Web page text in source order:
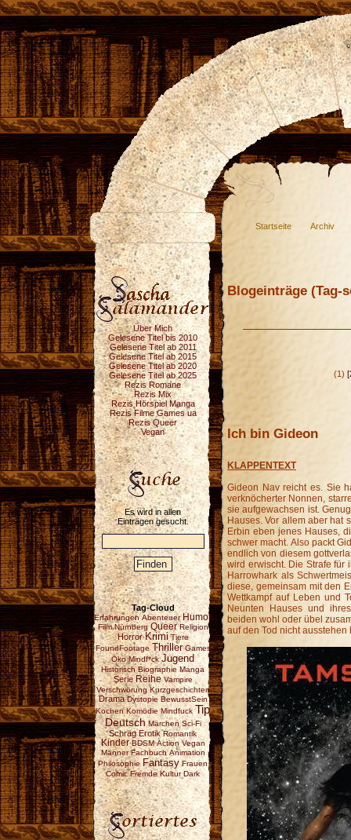
Startseite Archiv
Über Mich
Gelesene Titel bis 2010
Gelesene Titel ab 2011
Gelesene Titel ab 2015
Gelesene Titel ab 2020
Gelesene Titel ab 2025
Rezis Romane
Rezis Mix
Rezis Hörspiel Manga
Rezis Filme Games ua
Rezis Queer
Vegan
Es wird in allen
Einträgen gesucht.
Tag-Cloud
Erfahrungen Abenteuer Humor
Film Nürnberg Queer Religion
Horror Krimi Tiere
FoundFootage Thriller Games
Öko Mindf*ck Jugend
Historisch Biographie Manga
Serie Reihe Vampire
Verschwörung Kurzgeschichten
Drama Dystopie BewusstSein
Kochen Komödie Mindfuck Tip
Deutsch Märchen Sci-Fi
Schräg Erotik Romantik
Kinder BDSM Action Vegan
Männer Fachbuch Animation
Philosophie Fantasy Frauen
Comic Fremde Kultur Dark
Blogeinträge (Tag-
(1)
Ich bin Gideon
KLAPPENTEXT
Gideon Nav reicht es. Sie
verknöcherter Nonnen,
sie aufgewachsen ist.
Hauses. Vor allem aber hat
Erbin eben jenes Hauses,
schwer macht. Also packt
endlich von diesem
wird erwischt. Die Strafe für
Harrowhark als
diese, gemeinsam mit den
Wettkampf auf Leben und
Neunten Hauses und
beiden wohl oder übel
auf den Tod nicht ausstehen